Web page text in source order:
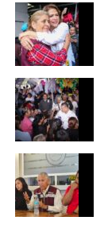
La lista
página oficial
Comparte